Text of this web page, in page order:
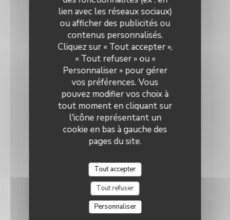
lien avec les réseaux sociaux)
ou afficher des publicités ou
contenus personnalisés.
Cliquez sur « Tout accepter »,
« Tout refuser » ou «
Personnaliser » pour gérer
vos préférences. Vous
pouvez modifier vos choix à
tout moment en cliquant sur
l'icône représentant un
cookie en bas à gauche des
pages du site.
Tout accepter
Tout refuser
Personnaliser
07/02/2018
Tables en vue, ELLE Magazine
Le Green Bistrot : On aime sa cuisine bio et locale,
réputée sur la côte.
Fraîcheur garantie!
Voir l'article((ouvre une nouvelle